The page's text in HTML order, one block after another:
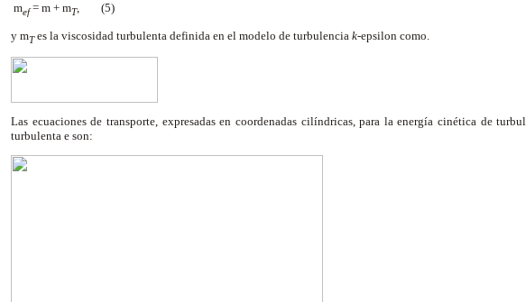
mef= m + mT, (5)
y mTes la viscosidad turbulenta definida en el modelo de turbulencia k-epsilon como.
Las ecuaciones de transporte, expresadas en coordenadas cilíndricas, para la energía cinética de
turbulenta e son: